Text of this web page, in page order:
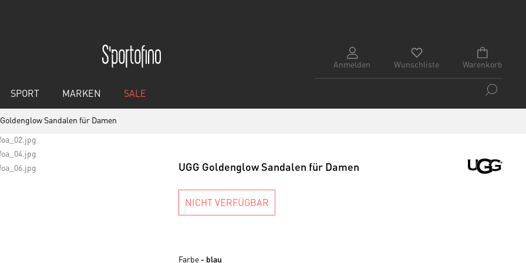
Anmelden Warenkorb
Wunschliste
SPORT MARKEN SALE
Goldenglow Sandalen für Damen
UGG Goldenglow Sandalen für Damen
NICHT VERFÜGBAR
Farbe - blau